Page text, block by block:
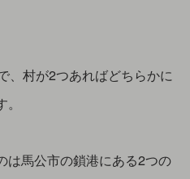
、村が2つあればどちらかに
は馬公市の鎖港にある2つの